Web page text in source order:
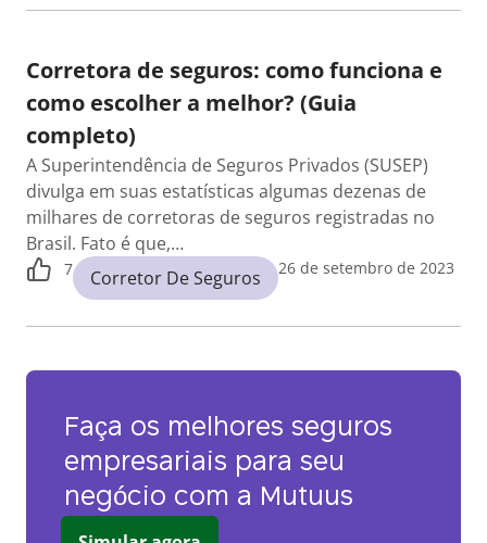
Corretora de seguros: como funciona e
como escolher a melhor? (Guia
completo)
A Superintendência de Seguros Privados (SUSEP)
divulga em suas estatísticas algumas dezenas de
milhares de corretoras de seguros registradas no
Brasil. Fato é que,…
7 Corretor De Seguros 26 de setembro de 2023
Faça os melhores seguros
empresariais para seu
negócio com a Mutuus